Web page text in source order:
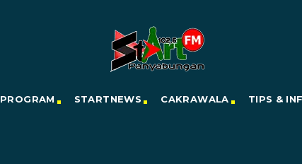
PROGRAM STARTNEWS CAKRAWALA TIPS &